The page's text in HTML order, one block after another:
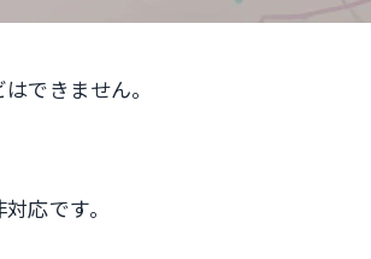
できません。
応です。